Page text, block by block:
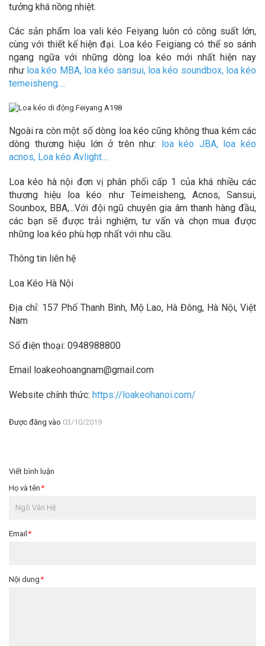
tưởng khá nồng nhiệt.
Các sản phẩm loa vali kéo Feiyang luôn có công suất lớn,
cùng với thiết kế hiện đại. Loa kéo Feigiang có thể so sánh
ngang ngữa với những dòng loa kéo mới nhất hiện nay
như loa kéo MBA,loa kéo sansui, loa kéo soundbox,loa kéo
temeisheng....
Ngoài ra còn một số dòng loa kéo cũng không thua kém các
dòng thương hiệu lớn ở trên như: loa kéo JBA, loa kéo
acnos, Loa kéo Avlight....
Loa kéo hà nội đơn vị phân phối cấp 1 của khá nhiều các
thương hiệu loa kéo như Teimeisheng, Acnos, Sansui,
Sounbox, BBA,...Với đội ngũ chuyên gia âm thanh hàng đầu,
các bạn sẽ được trải nghiệm, tư vấn và chọn mua được
những loa kéo phù hợp nhất với nhu cầu.
Thông tin liên hệ
Loa Kéo Hà Nội
Địa chỉ: 157 Phố Thanh Bình, Mộ Lao, Hà Đông, Hà Nội, Việt
Nam
Số điện thoại: 0948988800
Email loakeohoangnam@gmail.com
Website chính thức: https://loakeohanoi.com/
Được đăng vào 03/10/2019
Viết bình luận
Họ và tên *
Email *
Nội dung *